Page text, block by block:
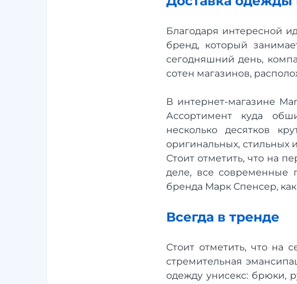
Благодаря интересной
бренд, который
сегодняшний день,
сотен магазинов,
В интернет-магазине
Ассортимент куда
несколько десятков
оригинальных, стильных
Стоит отметить, что на
деле, все современные
бренда Марк Спенсер,
Всегда в тренде
Стоит отметить, что на
стремительная
одежду унисекс: брюки,